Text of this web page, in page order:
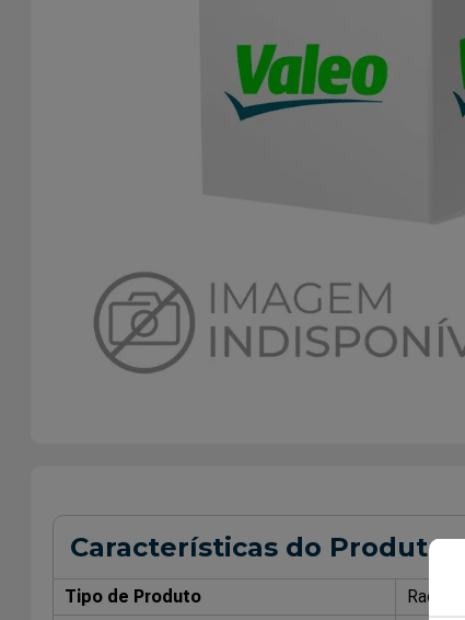
Características do Produto
Tipo de Produto
Radiador